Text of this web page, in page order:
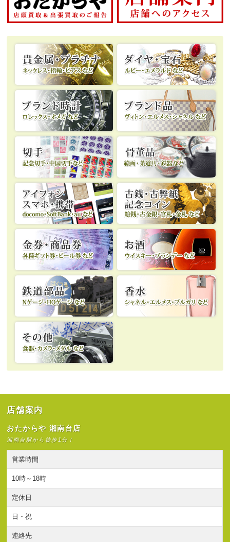
店舗案内
おたからや 湘南台店
湘南台駅から徒歩1分！
営業時間
10時～18時
定休日
日・祝
連絡先